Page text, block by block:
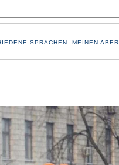
SPRACHEN. MEINEN